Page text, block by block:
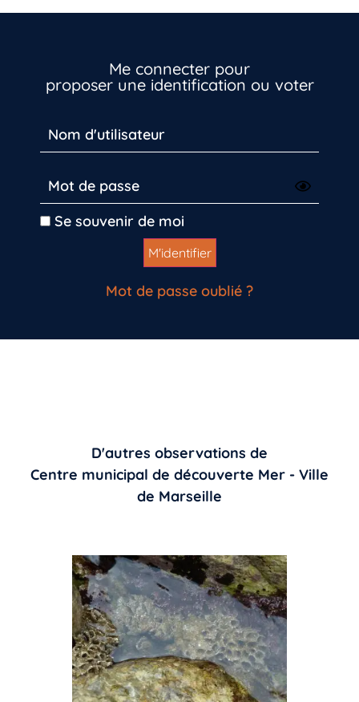
Me connecter pour
proposer une identification ou voter
Se souvenir de moi
Mot de passe oublié ?
D'autres observations de
Centre municipal de découverte Mer - Ville
de Marseille
Inscrivez-vous dès maintenant